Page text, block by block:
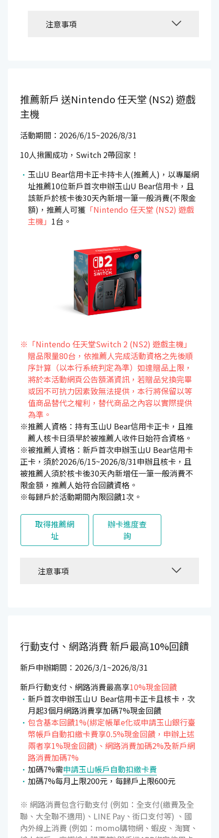
注意事項
推薦新戶 送Nintendo 任天堂 (NS2) 遊戲
主機
活動期間：2026/6/15~2026/8/31
10人揪團成功，Switch 2帶回家！
玉山U Bear信用卡正卡持卡人(推薦人)，以專屬網
址推薦10位新戶首次申辦玉山U Bear信用卡，且
該新戶於核卡後30天內新增一筆一般消費(不限金
額)，推薦人可獲 「Nintendo 任天堂 (NS2) 遊戲
主機」 1台。
※「Nintendo 任天堂Switch 2 (NS2) 遊戲主機」
贈品限量80台，依推薦人完成活動資格之先後順
序計算（以本行系統判定為準）如達贈品上限，
將於本活動網頁公告額滿資訊，若贈品兌換完畢
或因不可抗力因素致無法提供，本行將保留以等
值商品替代之權利，替代商品之內容以實際提供
為準。
※推薦人資格：持有玉山U Bear信用卡正卡，且推
薦人核卡日須早於被推薦人收件日始符合資格。
※被推薦人資格：新戶首次申辦玉山U Bear信用卡
正卡，須於2026/6/15~2026/8/31申辦且核卡，且
被推薦人須於核卡後30天內新增任一筆一般消費不
限金額，推薦人始符合回饋資格。
※每歸戶於活動期間內限回饋1次。
取得推薦網
址
辦卡進度查
詢
注意事項
行動支付、網路消費 新戶最高10%回饋
新戶申辦期間：2026/3/1~2026/8/31
新戶行動支付、網路消費最高享10%現金回饋
新戶首次申辦玉山Ｕ Bear信用卡正卡且核卡，次
月起3個月網路消費享加碼7%現金回饋
包含基本回饋1%(綁定帳單e化或申請玉山銀行臺
幣帳戶自動扣繳卡費享0.5%現金回饋，申辦上述
兩者享1%現金回饋)、網路消費加碼2%及新戶網
路消費加碼7%
加碼7%需申請玉山帳戶自動扣繳卡費
加碼7%每月上限200元，每歸戶上限600元
※ 網路消費包含行動支付 (例如：全支付(繳費及全
聯、大全聯不適用)、LINE Pay、街口支付等) 、國
內外線上消費 (例如：momo購物網、蝦皮、淘寶、